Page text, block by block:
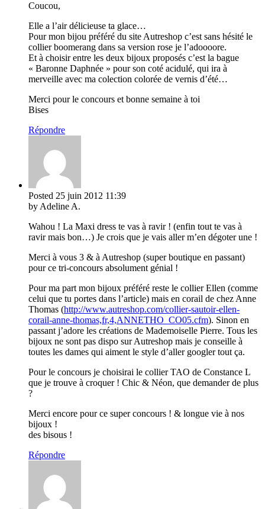
Coucou,
Elle a l’air délicieuse ta glace…
Pour mon bijou préféré du site Autreshop c’est sans hésité le
collier boomerang dans sa version rose je l’adoooore.
Et à choisir entre les deux bijoux proposés c’est la bague
« Baronne Daphnée » pour son coté acidulé, qui ira à
merveille avec ma colection colorée de vernis d’été…
Merci pour le concours et bonne semaine à toi
Bises
Répondre
Posted 25 juin 2012 11:39
by Adeline A.
Wahou ! La Maxi dress te vas à ravir ! (enfin tout te vas à
ravir mais bon…) Je crois que je vais aller m’en dégoter une !
Merci à vous 3 & à Autreshop (super boutique en passant)
pour ce tri-concours absolument génial !
Pour ma part mon bijoux préféré reste le collier Ellen (comme
celui que tu portes dans l’article) mais en corail de chez Anne
Thomas (http://www.autreshop.com/collier-sautoir-ellen-
corail-anne-thomas,fr,4,ANNETHO_CO05.cfm). Sinon en
passant j’adore les créations de Mademoiselle Pierre. Tous les
bijoux ne sont pas dispo sur Autreshop mais je conseille à
toutes les dames qui aiment le style d’aller googler tout ça.
Pour le concours je choisirai le collier TAO de Constance L
que je trouve à croquer ! Chic & Néon, que demander de plus
?
Merci encore pour ce super concours ! & longue vie à nos
bijoux !
des bisous !
Répondre